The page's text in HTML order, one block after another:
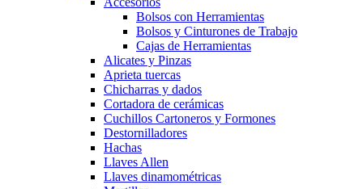
Bolsos con Herramientas
Bolsos y Cinturones de Trabajo
Cajas de Herramientas
Alicates y Pinzas
Aprieta tuercas
Chicharras y dados
Cortadora de cerámicas
Cuchillos Cartoneros y Formones
Destornilladores
Hachas
Llaves Allen
Llaves dinamométricas